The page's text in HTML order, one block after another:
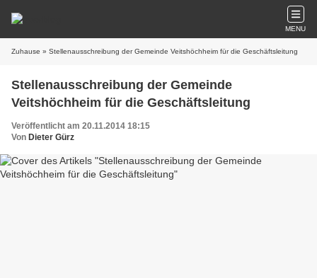
MENU
Zuhause » Stellenausschreibung der Gemeinde Veitshöchheim für die Geschäftsleitung
Stellenausschreibung der Gemeinde
Veitshöchheim für die Geschäftsleitung
Veröffentlicht am 20.11.2014 18:15
Von Dieter Gürz